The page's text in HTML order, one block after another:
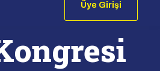
Üye Girişi